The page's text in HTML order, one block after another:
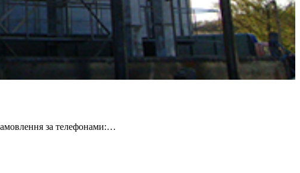
за телефонами:…